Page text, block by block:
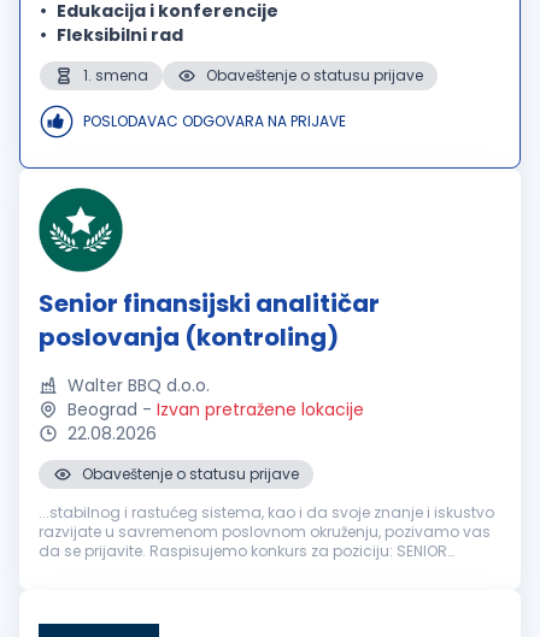
Edukacija i konferencije
Fleksibilni rad
1. smena Obaveštenje o statusu prijave
POSLODAVAC ODGOVARA NA PRIJAVE
Senior finansijski analitičar
poslovanja (kontroling)
Walter BBQ d.o.o.
Beograd - Izvan pretražene lokacije
22.08.2026
Obaveštenje o statusu prijave
...stabilnog i rastućeg sistema, kao i da svoje znanje i iskustvo
razvijate u savremenom poslovnom okruženju, pozivamo vas
da se prijavite. Raspisujemo konkurs za poziciju: SENIOR